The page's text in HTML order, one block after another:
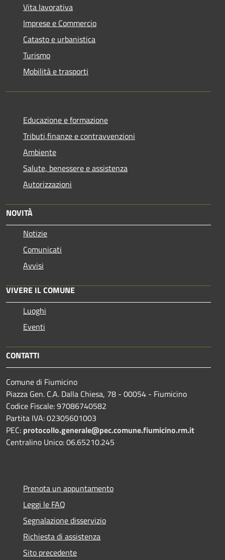
Vita lavorativa
Imprese e Commercio
Catasto e urbanistica
Turismo
Mobilità e trasporti
Educazione e formazione
Tributi,finanze e contravvenzioni
Ambiente
Salute, benessere e assistenza
Autorizzazioni
NOVITÀ
Notizie
Comunicati
Avvisi
VIVERE IL COMUNE
Luoghi
Eventi
CONTATTI
Comune di Fiumicino
Piazza Gen. C.A. Dalla Chiesa, 78 - 00054 - Fiumicino
Codice Fiscale: 97086740582
Partita IVA: 02305601003
PEC: protocollo.generale@pec.comune.fiumicino.rm.it
Centralino Unico: 06.65210.245
Prenota un appuntamento
Leggi le FAQ
Segnalazione disservizio
Richiesta di assistenza
Sito precedente